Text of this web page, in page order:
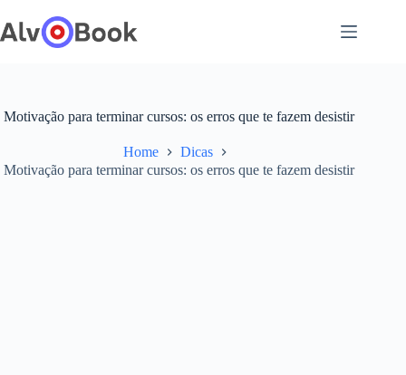
para
o
Motivação para terminar cursos: os erros que te fazem desistir
Home
Dicas
Motivação para terminar cursos: os erros que te fazem desistir